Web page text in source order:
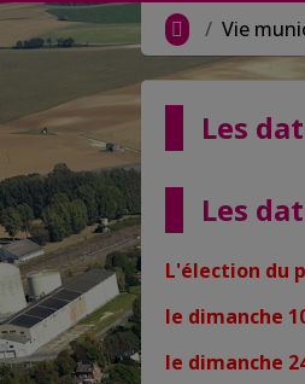
Vie
Les
Les
L'élection du
le dimanche
le dimanche